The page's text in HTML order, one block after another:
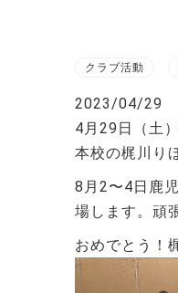
クラブ活動
2023/04/29
4月29日（土
本校の梶川り
8月2〜4日鹿
場します。頑
おめでとう！